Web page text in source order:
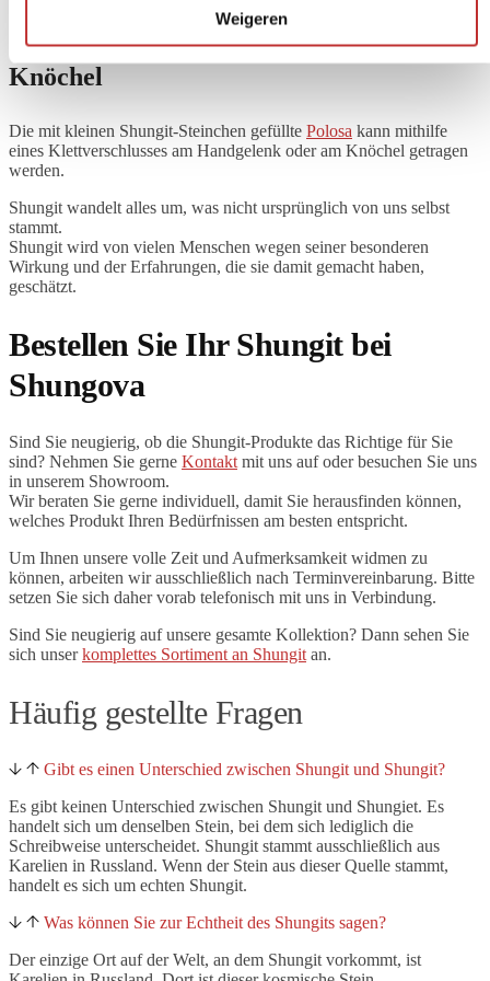
Weigeren
Shungite Polosa - Band für Handgelenk &
Knöchel
Die mit kleinen Shungit-Steinchen gefüllte Polosa kann mithilfe
eines Klettverschlusses am Handgelenk oder am Knöchel getragen
werden.
Shungit wandelt alles um, was nicht ursprünglich von uns selbst
stammt.
Shungit wird von vielen Menschen wegen seiner besonderen
Wirkung und der Erfahrungen, die sie damit gemacht haben,
geschätzt.
Bestellen Sie Ihr Shungit bei
Shungova
Sind Sie neugierig, ob die Shungit-Produkte das Richtige für Sie
sind? Nehmen Sie gerne Kontakt mit uns auf oder besuchen Sie uns
in unserem Showroom.
Wir beraten Sie gerne individuell, damit Sie herausfinden können,
welches Produkt Ihren Bedürfnissen am besten entspricht.
Um Ihnen unsere volle Zeit und Aufmerksamkeit widmen zu
können, arbeiten wir ausschließlich nach Terminvereinbarung. Bitte
setzen Sie sich daher vorab telefonisch mit uns in Verbindung.
Sind Sie neugierig auf unsere gesamte Kollektion? Dann sehen Sie
sich unserkomplettes Sortiment an Shungit an.
Häufig gestellte Fragen
Gibt es einen Unterschied zwischen Shungit und Shungit?
Es gibt keinen Unterschied zwischen Shungit und Shungiet. Es
handelt sich um denselben Stein, bei dem sich lediglich die
Schreibweise unterscheidet. Shungit stammt ausschließlich aus
Karelien in Russland. Wenn der Stein aus dieser Quelle stammt,
handelt es sich um echten Shungit.
Was können Sie zur Echtheit des Shungits sagen?
Der einzige Ort auf der Welt, an dem Shungit vorkommt, ist